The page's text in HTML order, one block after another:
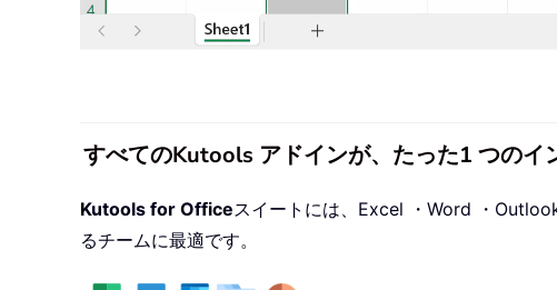
すべてのKutools アドインが、たった1 つのイ
Kutools for Officeスイートには、Excel ・Word ・
るチームに最適です。